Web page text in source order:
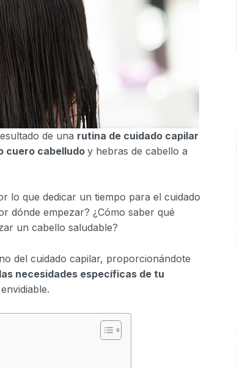
de una rutina de cuidado capilar
cuero cabelludo y hebras de cabello a
lo que dedicar un tiempo para el cuidado
dónde empezar? ¿Cómo saber qué
un cabello saludable?
del cuidado capilar, proporcionándote
necesidades específicas de tu